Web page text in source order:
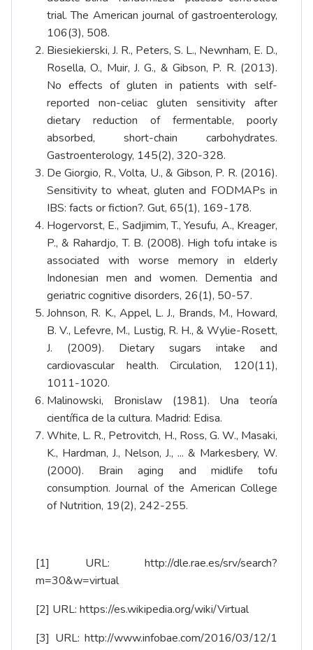
trial. The American journal of gastroenterology,
106(3), 508.
Biesiekierski, J. R., Peters, S. L., Newnham, E. D.,
Rosella, O., Muir, J. G., & Gibson, P. R. (2013).
No effects of gluten in patients with self-
reported non-celiac gluten sensitivity after
dietary reduction of fermentable, poorly
absorbed, short-chain carbohydrates.
Gastroenterology, 145(2), 320-328.
De Giorgio, R., Volta, U., & Gibson, P. R. (2016).
Sensitivity to wheat, gluten and FODMAPs in
IBS: facts or fiction?. Gut, 65(1), 169-178.
Hogervorst, E., Sadjimim, T., Yesufu, A., Kreager,
P., & Rahardjo, T. B. (2008). High tofu intake is
associated with worse memory in elderly
Indonesian men and women. Dementia and
geriatric cognitive disorders, 26(1), 50-57.
Johnson, R. K., Appel, L. J., Brands, M., Howard,
B. V., Lefevre, M., Lustig, R. H., & Wylie-Rosett,
J. (2009). Dietary sugars intake and
cardiovascular health. Circulation, 120(11),
1011-1020.
Malinowski, Bronislaw (1981). Una teoría
científica de la cultura. Madrid: Edisa.
White, L. R., Petrovitch, H., Ross, G. W., Masaki,
K., Hardman, J., Nelson, J., ... & Markesbery, W.
(2000). Brain aging and midlife tofu
consumption. Journal of the American College
of Nutrition, 19(2), 242-255.
[1] URL: http://dle.rae.es/srv/search?
m=30&w=virtual
[2] URL: https://es.wikipedia.org/wiki/Virtual
[3] URL: http://www.infobae.com/2016/03/12/1